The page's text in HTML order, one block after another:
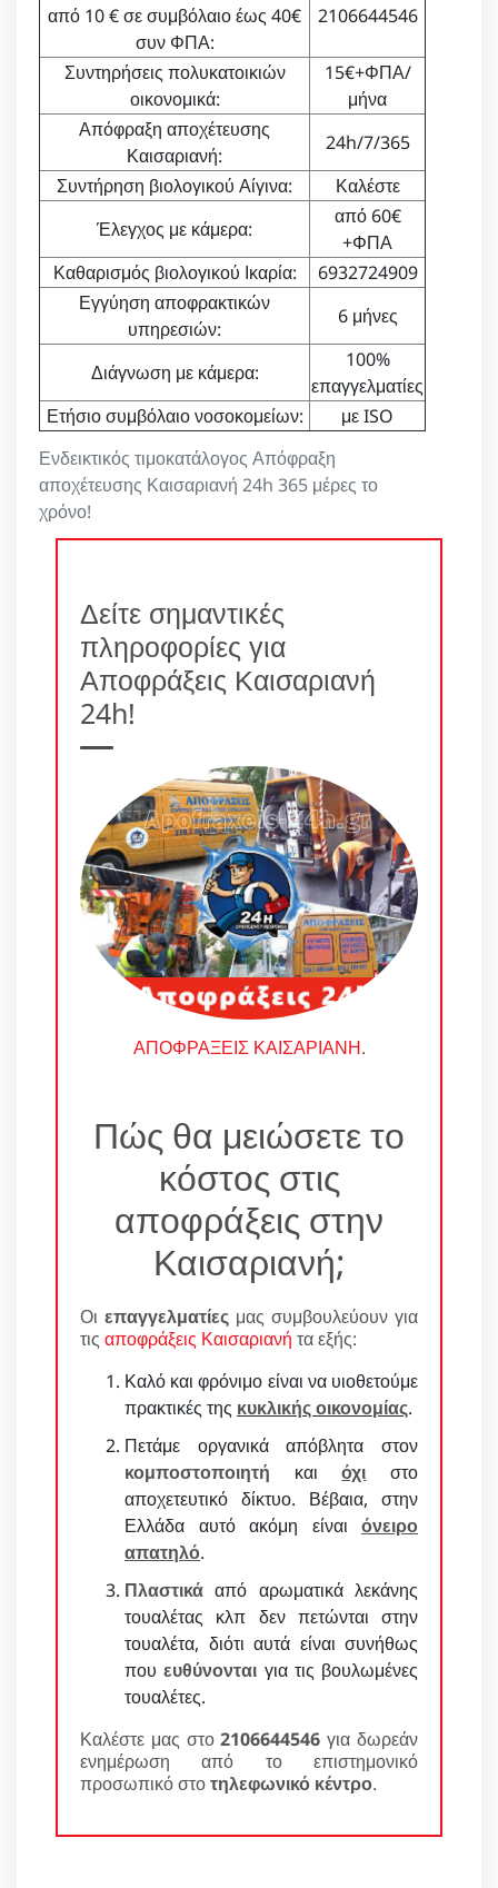
Ενδεικτικός τιμοκατάλογος Απόφραξη
αποχέτευσης Καισαριανή 24h 365 μέρες το
χρόνο!
από 10 € σε συμβόλαιο έως 40€
συν ΦΠΑ:
2106644546
Συντηρήσεις πολυκατοικιών
οικονομικά:
15€+ΦΠΑ/
μήνα
Απόφραξη αποχέτευσης
Καισαριανή:
24h/7/365
Συντήρηση βιολογικού Αίγινα:
Καλέστε
Έλεγχος με κάμερα:
από 60€
+ΦΠΑ
Καθαρισμός βιολογικού Ικαρία:
6932724909
Εγγύηση αποφρακτικών
υπηρεσιών:
6 μήνες
Διάγνωση με κάμερα:
100%
επαγγελματίες
Ετήσιο συμβόλαιο νοσοκομείων:
με ISO
Δείτε σημαντικές
πληροφορίες για
Αποφράξεις Καισαριανή
24h!
ΑΠΟΦΡΑΞΕΙΣ ΚΑΙΣΑΡΙΑΝΗ.
Πώς θα μειώσετε το
κόστος στις
αποφράξεις στην
Καισαριανή;
Οι επαγγελματίες μας συμβουλεύουν για
τις αποφράξεις Καισαριανή τα εξής:
Καλό και φρόνιμο είναι να υιοθετούμε
πρακτικές της κυκλικής οικονομίας.
Πετάμε οργανικά απόβλητα στον
κομποστοποιητή καιόχι στο
αποχετευτικό δίκτυο. Βέβαια, στην
Ελλάδα αυτό ακόμη είναι όνειρο
απατηλό.
Πλαστικά από αρωματικά λεκάνης
τουαλέτας κλπ δεν πετώνται στην
τουαλέτα, διότι αυτά είναι συνήθως
πουευθύνονται για τις βουλωμένες
τουαλέτες.
Καλέστε μας στο2106644546 για δωρεάν
ενημέρωση από το επιστημονικό
προσωπικό στοτηλεφωνικό κέντρο.